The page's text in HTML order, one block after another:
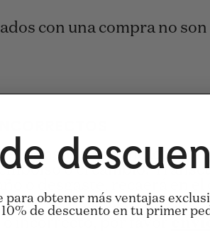
con una compra no
póngase en contacto
o el cambio.
o desgaste, recaerá en el
incorrecto, por favor
de
para obtener más ventajas
de descuento en tu primer